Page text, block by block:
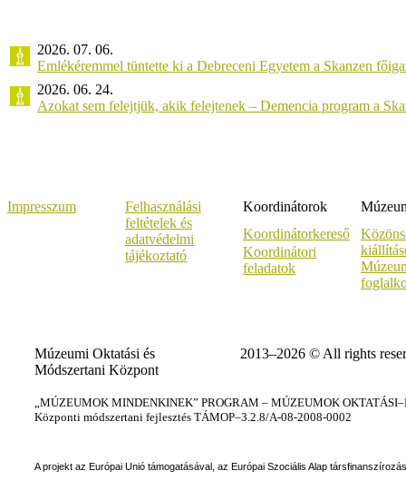
2026. 07. 06.
Emlékéremmel tüntette ki a Debreceni Egyetem a Skanzen
2026. 06. 24.
Azokat sem felejtjük, akik felejtenek – Demencia program a
Impresszum
Felhasználási
feltételek és
adatvédelmi
tájékoztató
Koordinátorok
Koordinátorkereső
Koordinátori
feladatok
Múzeumi Oktatási és
Módszertani Központ
2013–2026 © All rights
„MÚZEUMOK MINDENKINEK” PROGRAM – MÚZEUMOK
Központi módszertani fejlesztés TÁMOP–3.2.8/A-08-2008-0002
A projekt az Európai Unió támogatásával, az Európai Szociális Alap